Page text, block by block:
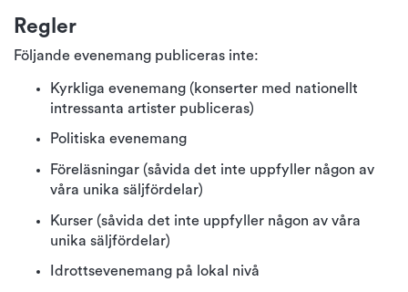
Regler
Följande evenemang publiceras inte:
Kyrkliga evenemang (konserter med nationellt
intressanta artister publiceras)
Politiska evenemang
Föreläsningar (såvida det inte uppfyller någon av
våra unika säljfördelar)
Kurser (såvida det inte uppfyller någon av våra
unika säljfördelar)
Idrottsevenemang på lokal nivå